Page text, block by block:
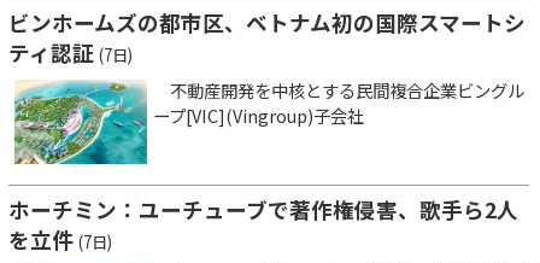
ビンホームズの都市区、ベトナム初の国際スマートシ
ティ認証 (7日)
不動産開発を中核とする民間複合企業ビングル
ープ[VIC](Vingroup)子会社
ホーチミン：ユーチューブで著作権侵害、歌手ら2人
を立件 (7日)